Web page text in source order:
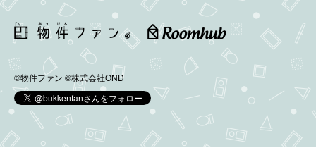
©物件ファン ©株式会社OND